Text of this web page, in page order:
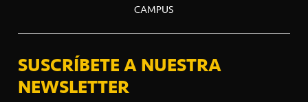
CAMPUS
SUSCRÍBETE A NUESTRA
NEWSLETTER